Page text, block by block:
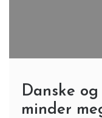
Danske
minder